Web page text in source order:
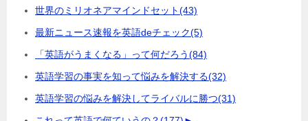
世界のミリオネアマインドセット(43)
最新ニュース速報を英語deチェック(5)
「英語がうまくなる」って何だろう(84)
英語学習の事実を知って悩みを解決する(32)
英語学習の悩みを解決してライバルに勝つ(31)